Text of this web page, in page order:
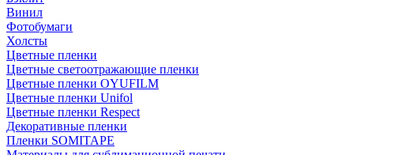
Винил
Фотобумаги
Холсты
Цветные пленки
Цветные светоотражающие пленки
Цветные пленки OYUFILM
Цветные пленки Unifol
Цветные пленки Respect
Декоративные пленки
Пленки SOMITAPE